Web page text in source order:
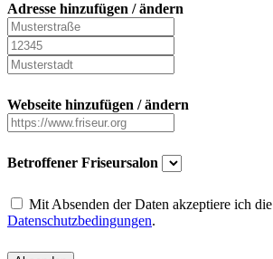
Adresse hinzufügen / ändern
Webseite hinzufügen / ändern
Betroffener Friseursalon
Mit Absenden der Daten akzeptiere ich die
Datenschutzbedingungen.